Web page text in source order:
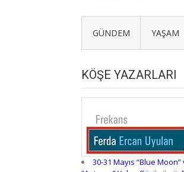
GÜNDEM YAŞAM
KÖŞE YAZARLARI
30-31 Mayıs “Blue